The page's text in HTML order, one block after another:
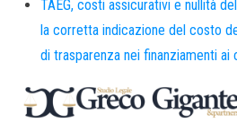
TAEG, costi assicurativi e nullità
la corretta indicazione del costo
di trasparenza nei finanziamenti ai